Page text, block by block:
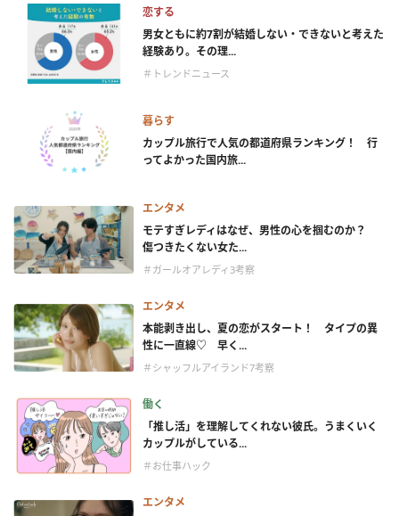
恋する
男女ともに約7割が結婚しない・できないと考えた
経験あり。その理...
＃トレンドニュース
暮らす
カップル旅行で人気の都道府県ランキング！ 行
ってよかった国内旅...
エンタメ
モテすぎレディはなぜ、男性の心を掴むのか？
傷つきたくない女た...
＃ガールオアレディ3考察
エンタメ
本能剥き出し、夏の恋がスタート！ タイプの異
性に一直線♡ 早く...
＃シャッフルアイランド7考察
働く
「推し活」を理解してくれない彼氏。うまくいく
カップルがしている...
＃お仕事ハック
エンタメ